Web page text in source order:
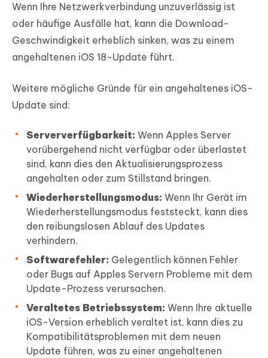
Wenn Ihre Netzwerkverbindung unzuverlässig ist
oder häufige Ausfälle hat, kann die Download-
Geschwindigkeit erheblich sinken, was zu einem
angehaltenen iOS 18-Update führt.
Weitere mögliche Gründe für ein angehaltenes iOS-
Update sind:
Serververfügbarkeit: Wenn Apples Server
vorübergehend nicht verfügbar oder überlastet
sind, kann dies den Aktualisierungsprozess
angehalten oder zum Stillstand bringen.
Wiederherstellungsmodus: Wenn Ihr Gerät im
Wiederherstellungsmodus feststeckt, kann dies
den reibungslosen Ablauf des Updates
verhindern.
Softwarefehler: Gelegentlich können Fehler
oder Bugs auf Apples Servern Probleme mit dem
Update-Prozess verursachen.
Veraltetes Betriebssystem: Wenn Ihre aktuelle
iOS-Version erheblich veraltet ist, kann dies zu
Kompatibilitätsproblemen mit dem neuen
Update führen, was zu einer angehaltenen